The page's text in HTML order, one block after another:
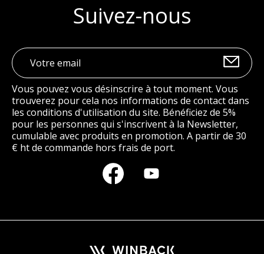
Suivez-nous
Vous pouvez vous désinscrire à tout moment. Vous
trouverez pour cela nos informations de contact dans
les conditions d'utilisation du site. Bénéficiez de 5%
pour les personnes qui s'inscrivent à la Newsletter,
cumulable avec produits en promotion. A partir de 30
€ ht de commande hors frais de port.